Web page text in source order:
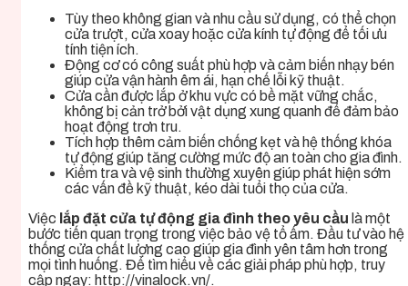
Tùy theo không gian và nhu cầu sử dụng, có thể chọn
cửa trượt, cửa xoay hoặc cửa kính tự động để tối ưu
tính tiện ích.
Động cơ có công suất phù hợp và cảm biến nhạy bén
giúp cửa vận hành êm ái, hạn chế lỗi kỹ thuật.
Cửa cần được lắp ở khu vực có bề mặt vững chắc,
không bị cản trở bởi vật dụng xung quanh để đảm bảo
hoạt động trơn tru.
Tích hợp thêm cảm biến chống kẹt và hệ thống khóa
tự động giúp tăng cường mức độ an toàn cho gia đình.
Kiểm tra và vệ sinh thường xuyên giúp phát hiện sớm
các vấn đề kỹ thuật, kéo dài tuổi thọ của cửa.
Việc lắp đặt cửa tự động gia đình theo yêu cầu là một
bước tiến quan trọng trong việc bảo vệ tổ ấm. Đầu tư vào hệ
thống cửa chất lượng cao giúp gia đình yên tâm hơn trong
mọi tình huống. Để tìm hiểu về các giải pháp phù hợp, truy
cập ngay: http://vinalock.vn/.